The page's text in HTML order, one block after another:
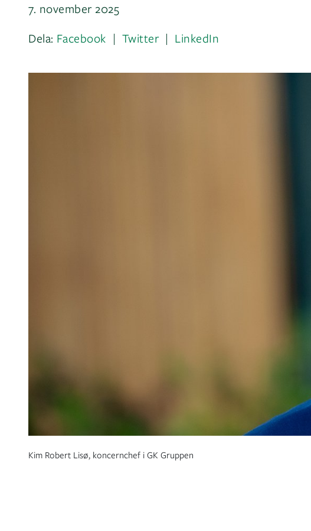
7. november 2025
Dela: Facebook Twitter LinkedIn
Kim Robert Lisø, koncernchef i GK Gruppen